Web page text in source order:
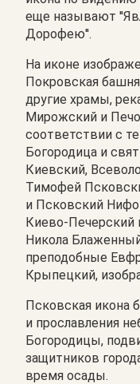
еще называют
Дорофею''.
На иконе
Покровская
другие храмы,
Мирожский и
соответствии с
Богородица и
Киевский,
Тимофей
и Псковский
Киево-Печерский
Никола
преподобные
Крыпецкий,
Псковская икона
и прославления
Богородицы,
защитников
время осады.